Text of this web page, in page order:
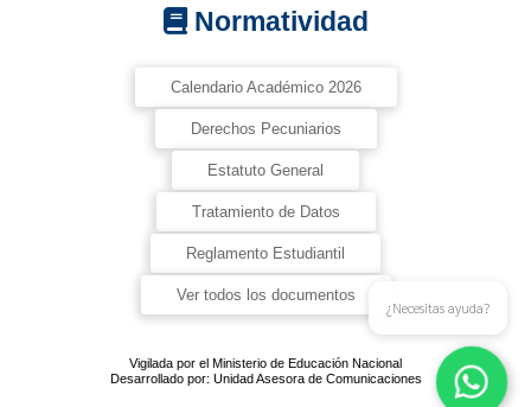
Normatividad
Calendario Académico 2026
Derechos Pecuniarios
Estatuto General
Tratamiento de Datos
Reglamento Estudiantil
Ver todos los documentos
Vigilada por el Ministerio de Educación Nacional
Desarrollado por: Unidad Asesora de Comunicaciones
¿Necesitas ayuda?